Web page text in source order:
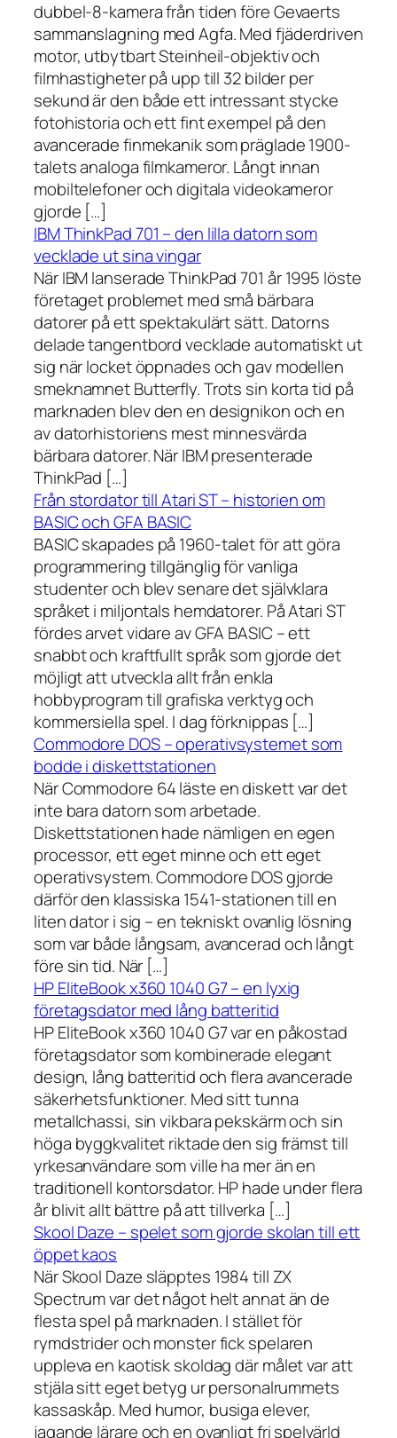
dubbel-8-kamera från tiden före Gevaerts
sammanslagning med Agfa. Med fjäderdriven
motor, utbytbart Steinheil-objektiv och
filmhastigheter på upp till 32 bilder per
sekund är den både ett intressant stycke
fotohistoria och ett fint exempel på den
avancerade finmekanik som präglade 1900-
talets analoga filmkameror. Långt innan
mobiltelefoner och digitala videokameror
gjorde […]
IBM ThinkPad 701 – den lilla datorn som
vecklade ut sina vingar
När IBM lanserade ThinkPad 701 år 1995 löste
företaget problemet med små bärbara
datorer på ett spektakulärt sätt. Datorns
delade tangentbord vecklade automatiskt ut
sig när locket öppnades och gav modellen
smeknamnet Butterfly. Trots sin korta tid på
marknaden blev den en designikon och en
av datorhistoriens mest minnesvärda
bärbara datorer. När IBM presenterade
ThinkPad […]
Från stordator till Atari ST – historien om
BASIC och GFA BASIC
BASIC skapades på 1960-talet för att göra
programmering tillgänglig för vanliga
studenter och blev senare det självklara
språket i miljontals hemdatorer. På Atari ST
fördes arvet vidare av GFA BASIC – ett
snabbt och kraftfullt språk som gjorde det
möjligt att utveckla allt från enkla
hobbyprogram till grafiska verktyg och
kommersiella spel. I dag förknippas […]
Commodore DOS – operativsystemet som
bodde i diskettstationen
När Commodore 64 läste en diskett var det
inte bara datorn som arbetade.
Diskettstationen hade nämligen en egen
processor, ett eget minne och ett eget
operativsystem. Commodore DOS gjorde
därför den klassiska 1541-stationen till en
liten dator i sig – en tekniskt ovanlig lösning
som var både långsam, avancerad och långt
före sin tid. När […]
HP EliteBook x360 1040 G7 – en lyxig
företagsdator med lång batteritid
HP EliteBook x360 1040 G7 var en påkostad
företagsdator som kombinerade elegant
design, lång batteritid och flera avancerade
säkerhetsfunktioner. Med sitt tunna
metallchassi, sin vikbara pekskärm och sin
höga byggkvalitet riktade den sig främst till
yrkesanvändare som ville ha mer än en
traditionell kontorsdator. HP hade under flera
år blivit allt bättre på att tillverka […]
Skool Daze – spelet som gjorde skolan till ett
öppet kaos
När Skool Daze släpptes 1984 till ZX
Spectrum var det något helt annat än de
flesta spel på marknaden. I stället för
rymdstrider och monster fick spelaren
uppleva en kaotisk skoldag där målet var att
stjäla sitt eget betyg ur personalrummets
kassaskåp. Med humor, busiga elever,
jagande lärare och en ovanligt fri spelvärld